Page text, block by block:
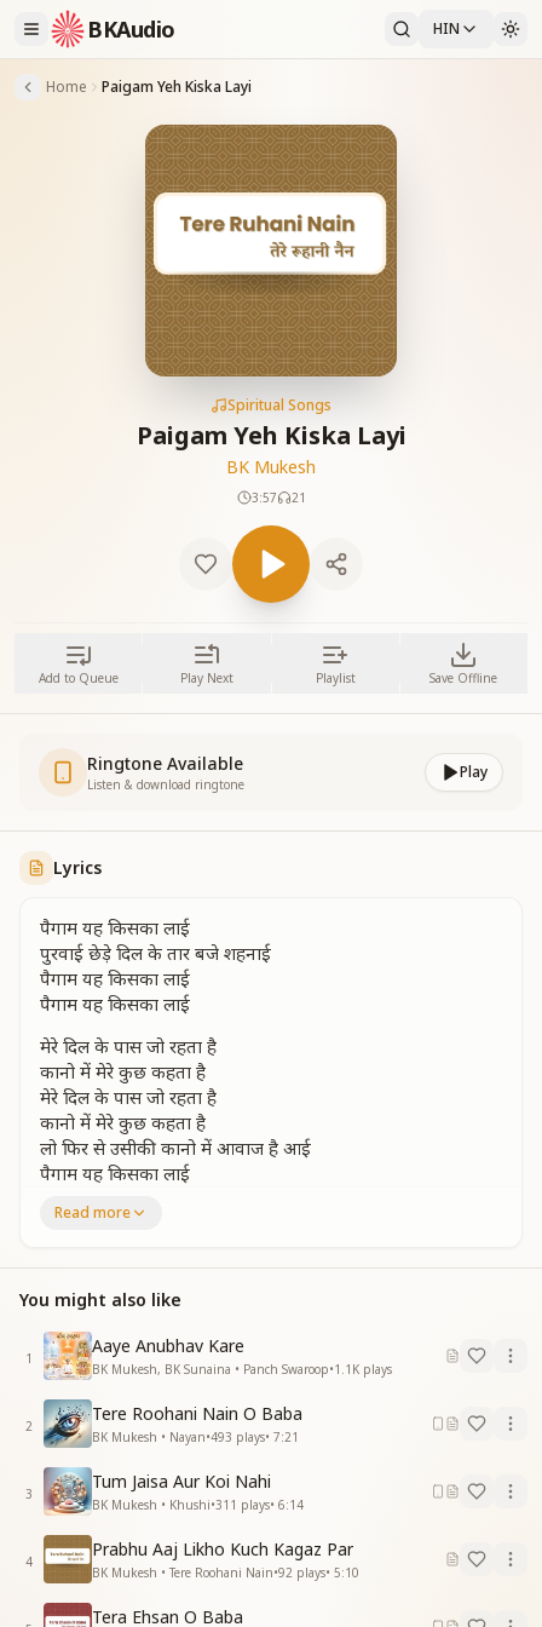
BKAudio HIN
Home Paigam Yeh Kiska Layi
Spiritual Songs
Paigam Yeh Kiska Layi
BK Mukesh
3:57 21
Add to Queue Play Next Playlist Save Offline
Ringtone Available
Listen & download ringtone
Play
Lyrics
पैगाम यह किसका लाई
पुरवाई छेड़े दिल के तार बजे शहनाई
पैगाम यह किसका लाई
पैगाम यह किसका लाई
मेरे दिल के पास जो रहता है
कानो में मेरे कुछ कहता है
मेरे दिल के पास जो रहता है
कानो में मेरे कुछ कहता है
लो फिर से उसीकी कानो में आवाज है आई
पैगाम यह किसका लाई
यादों के तेरी मन में बादल छाते
कहे पुरवाई मीठी मीठी बाते
यादों के तेरी मन में बादल छाते
बरसे झर झर प्रेम की बूंदे
बरसे झर झर प्रेम की बूंदे
झड़ी ये कैसी लगाई
पैगाम यह किसका लाई
पुरवाई छेड़े दिल के तार बजे शहनाई
पैगाम यह किसका लाई
पैगाम यह किसका लाई
______
Read more
You might also like
1
Aaye Anubhav Kare
BK Mukesh, BK Sunaina • Panch Swaroop•1.1K plays
2
Tere Roohani Nain O Baba
BK Mukesh • Nayan•493 plays• 7:21
3
Tum Jaisa Aur Koi Nahi
BK Mukesh • Khushi•311 plays• 6:14
4
Prabhu Aaj Likho Kuch Kagaz Par
BK Mukesh • Tere Roohani Nain•92 plays• 5:10
Tera Ehsan O Baba